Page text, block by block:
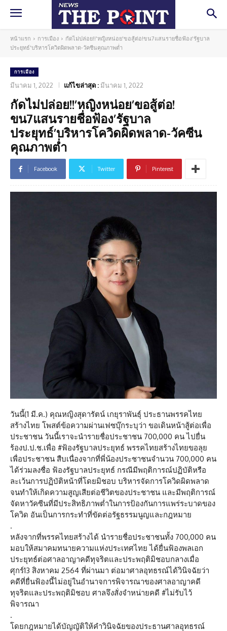
หน้าแรก การเมือง
กัดไม่ปล่อย!!'หญิงหน่อย'ขอสู้ต่อ!ขน7แสนรายชื่อฟ้อง'รัฐบาล
ประยุทธ์'บริหารโควิดผิดพลาด-วัคซีนคุณภาพต่ำ
การเมือง
มีนาคม 1, 2022 แก้ไขล่าสุด : มีนาคม 1, 2022
กัดไม่ปล่อย!!’หญิงหน่อย’ขอสู้ต่อ!
ขน7แสนรายชื่อฟ้อง’รัฐบาล
ประยุทธ์’บริหารโควิดผิดพลาด-วัคซีน
คุณภาพต่ำ
Facebook Twitter Pinterest
วันนี้(1 มี.ค.) คุณหญิงสุดารัตน์ เกยุราพันธุ์ ประธานพรรคไทย
สร้างไทย โพสต์ข้อความผ่านเฟซบุ๊กระบุว่า ขอเดินหน้าสู้ต่อเพื่อ
ประชาชน วันนี้เราจะนำรายชื่อประชาชน 700,000 คน ไปยื่น
ร้องป.ป.ช.เพื่อ #ฟ้องรัฐบาลประยุทธ์ พรรคไทยสร้างไทยขอลุย
เพื่อประชาชน สืบเนื่องจากที่พี่น้องประชาชนจำนวน 700,000 คน
ได้ร่วมลงชื่อ ฟ้องรัฐบาลประยุทธ์ กรณีมีพฤติการณ์ปฏิบัติหรือ
ละเว้นการปฏิบัติหน้าที่โดยมิชอบ บริหารจัดการโควิดผิดพลาด
จนทำให้เกิดความสูญเสียต่อชีวิตของประชาชน และมีพฤติการณ์
จัดหาวัคซีนที่มีประสิทธิภาพต่ำในการป้องกันการแพร่ระบาดของ
โควิด อันเป็นการกระทำที่ขัดต่อรัฐธรรมนูญและกฎหมาย
.
หลังจากที่พรรคไทยสร้างได้ นำรายชื่อประชาชนทั้ง 700,000 คน
มอบให้สมาคมทนายความแห่งประเทศไทย ได้ยื่นฟ้องพลเอก
ประยุทธ์ต่อศาลอาญาคดีทุจริตและประพฤติมิชอบกลางเมื่อ
ศุกร์13 สิงหาคม 2564 ที่ผ่านมา ต่อมาศาลอุทธรณ์ได้วินิจฉัยว่า
คดีที่ยื่นฟ้องนี้ไม่อยู่ในอำนาจการพิจารณาของศาลอาญาคดี
ทุจริตและประพฤติมิชอบ ศาลจึงสั่งจำหน่ายคดี #ไม่รับไว้
พิจารณา
.
โดยกฎหมายได้บัญญัติให้คำวินิจฉัยของประธานศาลอุทธรณ์